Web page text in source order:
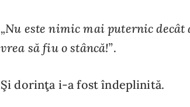
„Nu este nimic mai puternic decât
vrea să fiu o stâncă!”.
Şi dorinţa i-a fost îndeplinită.